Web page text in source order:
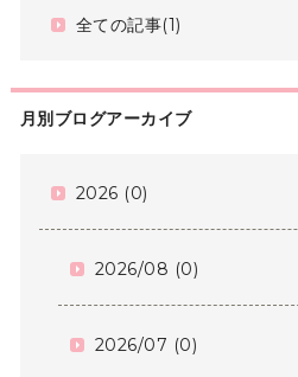
全ての記事(1)
月別ブログアーカイブ
2026 (0)
2026/08 (0)
2026/07 (0)